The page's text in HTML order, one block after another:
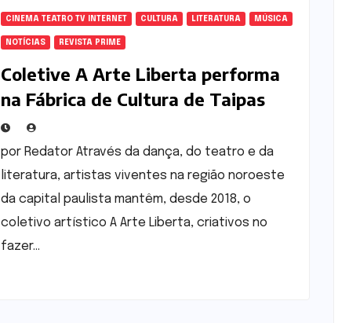
CINEMA TEATRO TV INTERNET CULTURA LITERATURA MÚSICA
NOTÍCIAS REVISTA PRIME
Coletive A Arte Liberta performa
na Fábrica de Cultura de Taipas
por Redator Através da dança, do teatro e da
literatura, artistas viventes na região noroeste
da capital paulista mantêm, desde 2018, o
coletivo artístico A Arte Liberta, criativos no
fazer…